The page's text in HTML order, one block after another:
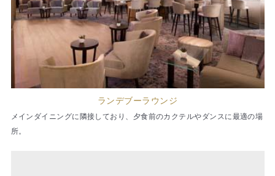
ランデブーラウンジ
メインダイニングに隣接しており、夕食前のカクテルやダンスに最適の場
所。